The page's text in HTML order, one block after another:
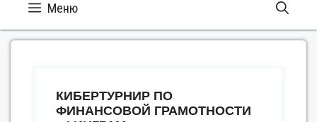
Меню
КИБЕРТУРНИР ПО
ФИНАНСОВОЙ ГРАМОТНОСТИ